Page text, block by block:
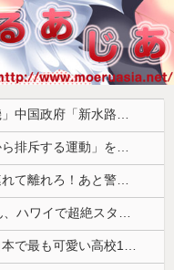
中国「大洪水！」三峡ダム「決壊危機」中国政府「新水路建設！（三峡新水路」現場職員「内部情報公開！（失踪」湖南省「三峡放流情報（画像」台風13号「三峡接近」→
【悲報】朝日新聞「嫌いな本を書店から排斥する運動」を好意的に紹介して大炎上 → 教諭「差別のない本屋に通いたい！」ｗｗｗｗｗｗｗｗｗｗｗｗ
ディズニーからの帰り道。夫「息子連れて離れろ！あと警察に通報！」私「助けて！」駅員「どうしました！？」→トンデモナイことに…
【悲報】紅白歌手の17歳JK・tuki.さん、ハワイで超絶スタイルを晒すも『顔だけ頑なに隠す』ムーブを継続へｗｗｗｗ
韓国人「日本全国から選び抜かれた日本で最も可愛い高校1年生がこの方です‥」→「これが日本のレベル‥」